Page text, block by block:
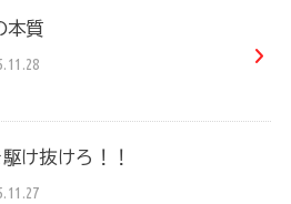
本質
け抜けろ！！